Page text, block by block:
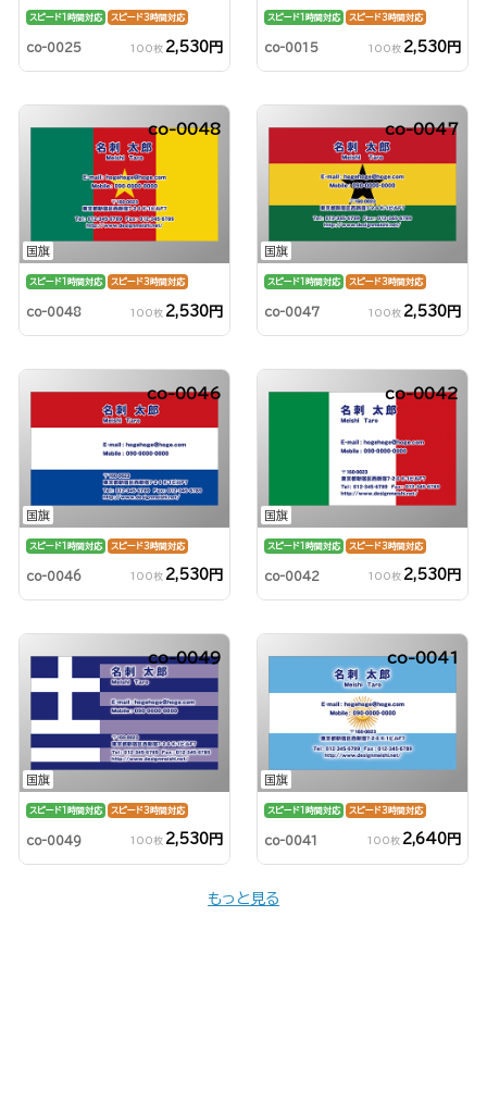
スピード1時間対応 スピード3時間対応
co-0025 100枚 2,530円
スピード1時間対応 スピード3時間対応
co-0015 100枚 2,530円
国旗
co-0048
スピード1時間対応 スピード3時間対応
co-0048 100枚 2,530円
国旗
co-0047
スピード1時間対応 スピード3時間対応
co-0047 100枚 2,530円
国旗
co-0046
スピード1時間対応 スピード3時間対応
co-0046 100枚 2,530円
国旗
co-0042
スピード1時間対応 スピード3時間対応
co-0042 100枚 2,530円
国旗
co-0049
スピード1時間対応 スピード3時間対応
co-0049 100枚 2,530円
国旗
co-0041
スピード1時間対応 スピード3時間対応
co-0041 100枚 2,640円
もっと見る